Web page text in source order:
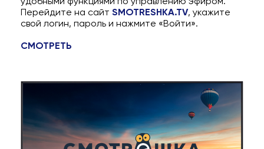
Перейдите на сайт SMOTRESHKA.TV, укажите
свой логин, пароль и нажмите «Войти».
СМОТРЕТЬ